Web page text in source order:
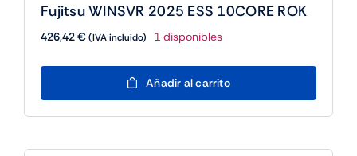
Fujitsu WINSVR 2025 ESS 10CORE ROK
426,42€(IVA incluido) 1 disponibles
Fujitsu
WINSVR
10CORE
Añadir al carrito